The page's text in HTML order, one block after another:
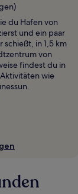
du Hafen von
und ein paar
schießt, in 1,5 km
von
findest du in
wie